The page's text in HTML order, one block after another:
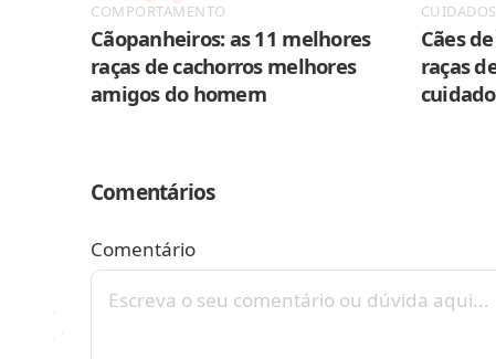
COMPORTAMENTO
Cãopanheiros: as 11 melhores
raças de cachorros melhores
amigos do homem
CUIDADOS
Cães
raças
Comentários
Comentário